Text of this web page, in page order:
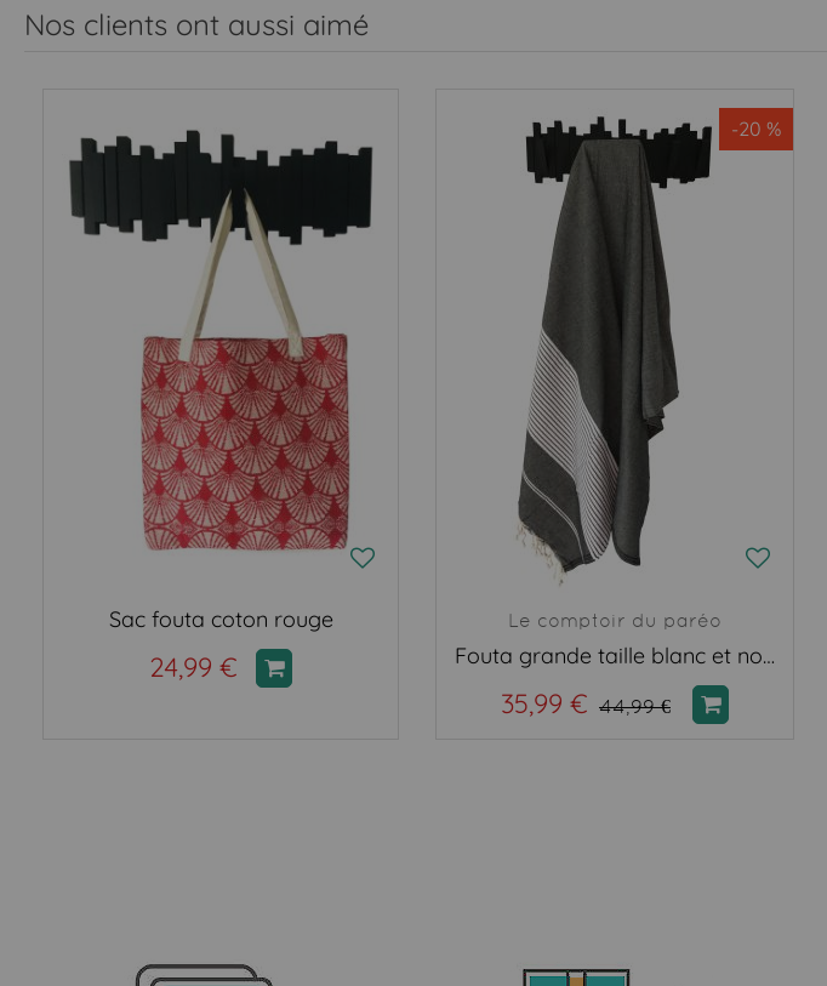
Nos clients ont aussi aimé
Sac fouta coton rouge
24,99 €
-20 %
Le comptoir du paréo
Fouta grande taille blanc et noir
35,99 € 44,99 €